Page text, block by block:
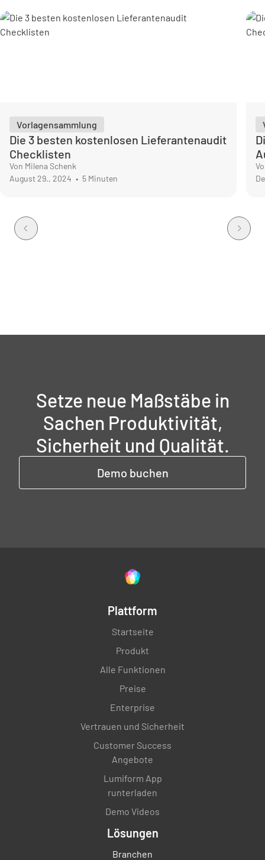
Vorlagensammlung
Die 3 besten kostenlosen Lieferantenaudit
Checklisten
Von Milena Schenk
August 29., 2024 • 5 Minuten
Setze neue Maßstäbe in
Sachen Produktivität,
Sicherheit und Qualität.
Demo buchen
Plattform
Startseite
Produkt
Alle Funktionen
Preise
Enterprise
Vertrauen und Sicherheit
Customer Success
Angebote
Lumiform App
runterladen
Demo Videos
Lösungen
Branchen